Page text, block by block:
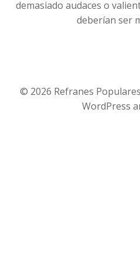
demasiado audaces o
deberían ser
© 2026 Refranes
WordPress